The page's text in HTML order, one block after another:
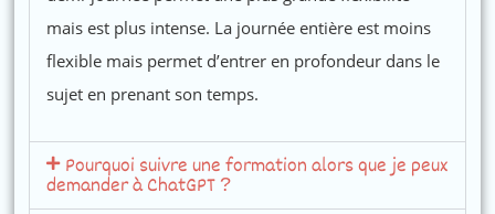
mais est plus intense. La journée entière est moins
flexible mais permet d’entrer en profondeur dans le
sujet en prenant son temps.
Pourquoi suivre une formation alors que je peux
demander à ChatGPT ?